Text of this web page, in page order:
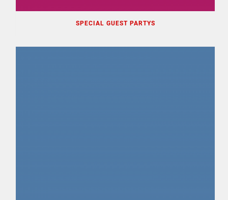
SPECIAL GUEST PARTYS